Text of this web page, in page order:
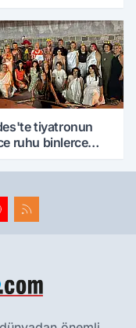
tiyatronun
ruhu binlerce